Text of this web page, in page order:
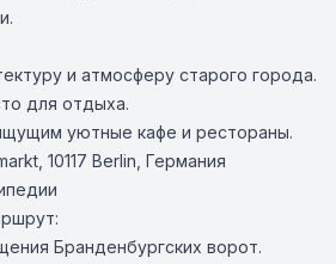
и атмосферу старого города.
для отдыха.
уютные кафе и рестораны.
10117 Berlin, Германия
Бранденбургских ворот.